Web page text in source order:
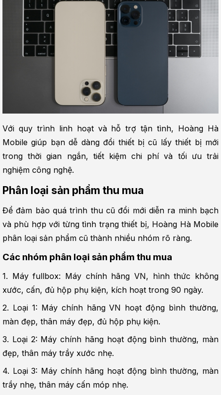
Với quy trình linh hoạt và hỗ trợ tận tình, Hoàng Hà
Mobile giúp bạn dễ dàng đổi thiết bị cũ lấy thiết bị mới
trong thời gian ngắn, tiết kiệm chi phí và tối ưu trải
nghiệm công nghệ.
Phân loại sản phẩm thu mua
Để đảm bảo quá trình thu cũ đổi mới diễn ra minh bạch
và phù hợp với từng tình trạng thiết bị, Hoàng Hà Mobile
phân loại sản phẩm cũ thành nhiều nhóm rõ ràng.
Các nhóm phân loại sản phẩm thu mua
1. Máy fullbox: Máy chính hãng VN, hình thức không
xước, cấn, đủ hộp phụ kiện, kích hoạt trong 90 ngày.
2. Loại 1: Máy chính hãng VN hoạt động bình thường,
màn đẹp, thân máy đẹp, đủ hộp phụ kiện.
3. Loại 2: Máy chính hãng hoạt động bình thường, màn
đẹp, thân máy trầy xước nhẹ.
4. Loại 3: Máy chính hãng hoạt động bình thường, màn
trầy nhẹ, thân máy cấn móp nhẹ.